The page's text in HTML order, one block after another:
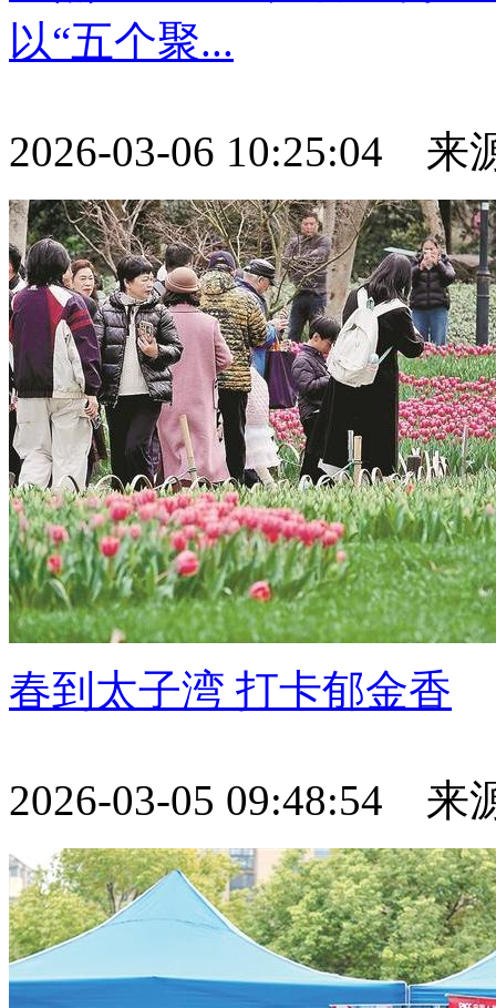
以“五个聚...
2026-03-06 10:25:04 来
春到太子湾 打卡郁金香
2026-03-05 09:48:54 来